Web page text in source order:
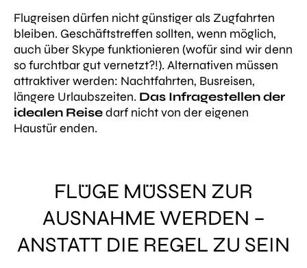
Flugreisen dürfen nicht günstiger als Zugfahrten
bleiben. Geschäftstreffen sollten, wenn möglich,
auch über Skype funktionieren (wofür sind wir denn
so furchtbar gut vernetzt?!). Alternativen müssen
attraktiver werden: Nachtfahrten, Busreisen,
längere Urlaubszeiten. Das Infragestellen der
idealen Reisedarf nicht von der eigenen
Haustür enden.
FLÜGE MÜSSEN ZUR
AUSNAHME WERDEN –
ANSTATT DIE REGEL ZU SEIN